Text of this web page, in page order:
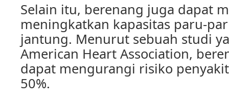
Selain itu, berenang juga dapat
meningkatkan kapasitas paru-
jantung. Menurut sebuah studi
American Heart Association,
dapat mengurangi risiko
50%.